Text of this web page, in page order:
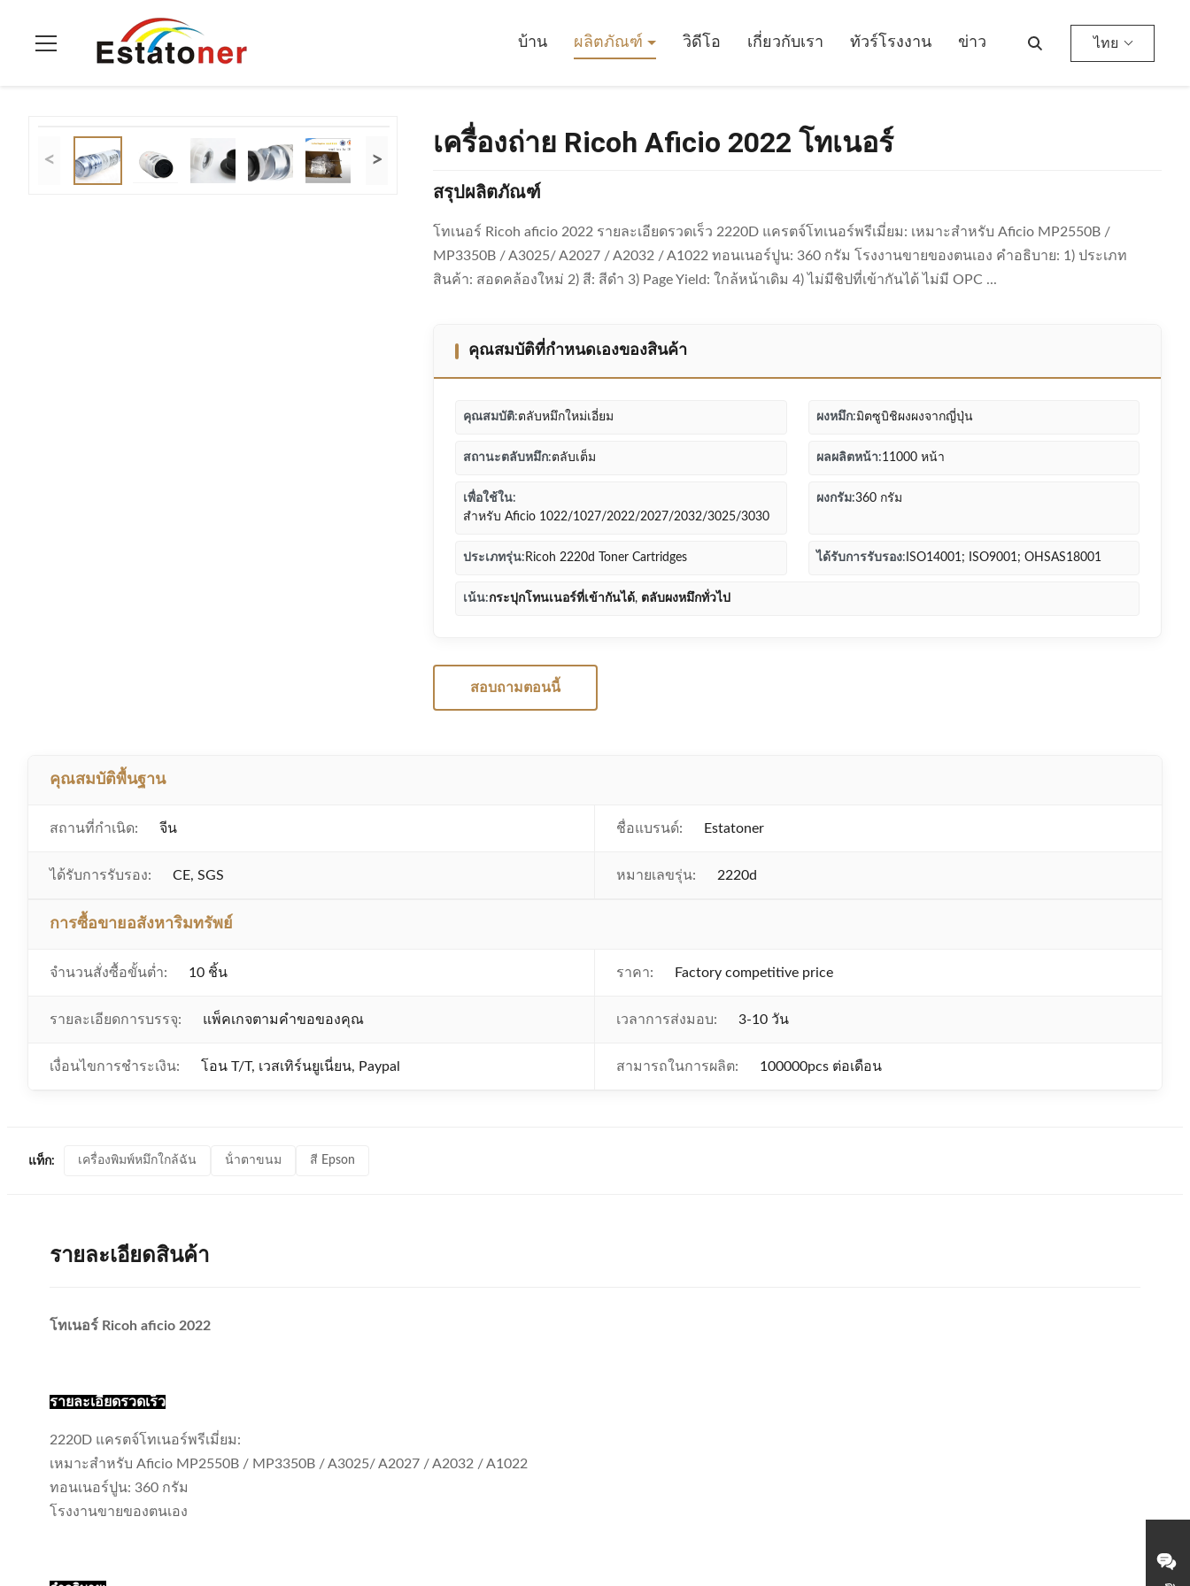
บ้าน ผลิตภัณฑ์ วิดีโอ เกี่ยวกับเรา ทัวร์โรงงาน ข่าว ไทย
ผลิตภัณฑ์ > ตลับหมึกเครื่องถ่ายเอกสาร
< >
เครื่องถ่าย Ricoh Aficio 2022 โทเนอร์
สรุปผลิตภัณฑ์
โทเนอร์ Ricoh aficio 2022 รายละเอียดรวดเร็ว 2220D แครตจ์โทเนอร์พรีเมี่ยม: เหมาะสําหรับ Aficio MP2550B /
MP3350B / A3025/ A2027 / A2032 / A1022 ทอนเนอร์ปูน: 360 กรัม โรงงานขายของตนเอง คําอธิบาย: 1) ประเภท
สินค้า: สอดคล้องใหม่ 2) สี: สีดํา 3) Page Yield: ใกล้หน้าเดิม 4) ไม่มีชิปที่เข้ากันได้ ไม่มี OPC ...
คุณสมบัติที่กําหนดเองของสินค้า
คุณสมบัติ:ตลับหมึกใหม่เอี่ยม ผงหมึก:มิตซูบิชิผงผงจากญี่ปุ่น
สถานะตลับหมึก:ตลับเต็ม ผลผลิตหน้า:11000 หน้า
เพื่อใช้ใน:
สำหรับ Aficio 1022/1027/2022/2027/2032/3025/3030
ผงกรัม:360 กรัม
ประเภทรุ่น: Ricoh 2220d Toner Cartridges ได้รับการรับรอง: ISO14001; ISO9001; OHSAS18001
เน้น:กระปุกโทนเนอร์ที่เข้ากันได้, ตลับผงหมึกทั่วไป
สอบถามตอนนี้
คุณสมบัติพื้นฐาน
สถานที่กำเนิด: จีน ชื่อแบรนด์: Estatoner
ได้รับการรับรอง: CE, SGS หมายเลขรุ่น: 2220d
การซื้อขายอสังหาริมทรัพย์
จำนวนสั่งซื้อขั้นต่ำ: 10 ชิ้น ราคา: Factory competitive price
รายละเอียดการบรรจุ: แพ็คเกจตามคำขอของคุณ เวลาการส่งมอบ: 3-10 วัน
เงื่อนไขการชำระเงิน: โอน T/T, เวสเทิร์นยูเนี่ยน, Paypal สามารถในการผลิต: 100000pcs ต่อเดือน
แท็ก: เครื่องพิมพ์หมึกใกล้ฉัน น้ําตาขนม สี Epson
รายละเอียดสินค้า
โทเนอร์ Ricoh aficio 2022
รายละเอียดรวดเร็ว
2220D แครตจ์โทเนอร์พรีเมี่ยม:
เหมาะสําหรับ Aficio MP2550B / MP3350B / A3025/ A2027 / A2032 / A1022
ทอนเนอร์ปูน: 360 กรัม
โรงงานขายของตนเอง